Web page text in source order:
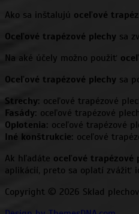
Ako sa inštalujú oceľové
Oceľové trapézové plechy sa
Na aké účely možno použiť
Oceľové trapézové plechy sa
Strechy: oceľové trapézové
Fasády: oceľové trapézové
Oplotenia: oceľové trapézové
Iné konštrukcie: oceľové
Ak hľadáte oceľové trapézové
aplikácií, preto sa oplatí zvážiť
Copyright © 2026 Sklad